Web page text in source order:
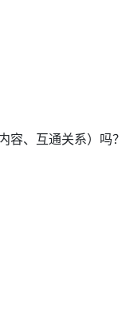
、互通关系）吗？